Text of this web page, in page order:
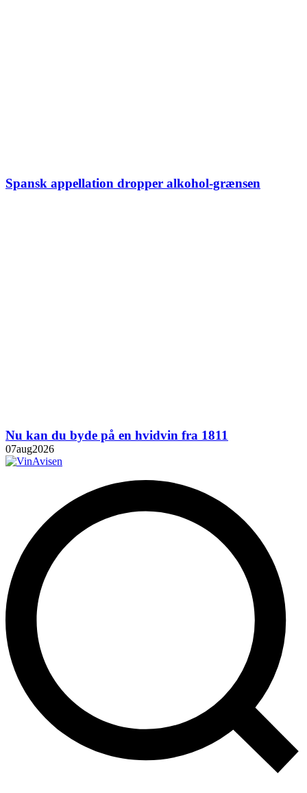
Spansk appellation dropper alkohol-grænsen
Nu kan du byde på en hvidvin fra 1811
07aug2026